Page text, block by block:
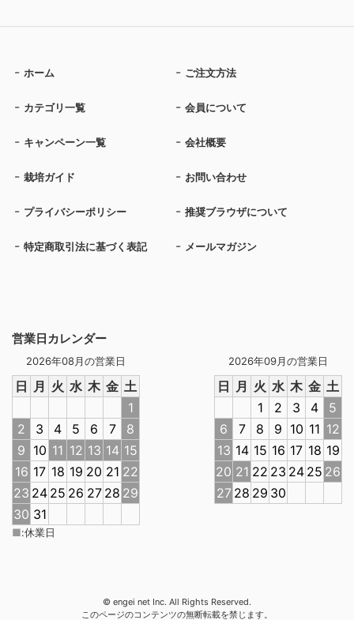
営業日カレンダー
2026年08月の営業日
日 月 火 水 木 金 土
1
2
3 4 5 6 7
8
9 10 11 12 13 14 15
16 17 18 19 20 21 22
23 24 25 26 27 28 29
30 31
2026年09月の営業日
日 月 火 水 木 金 土
1
2 3 4
5
6
7 8 9 10 11 12
13 14 15 16 17 18 19
20 21 22 23 24 25 26
27 28 29 30
■:休業日
ホーム ご注文方法
カテゴリ一覧 会員について
キャンペーン一覧 会社概要
栽培ガイド お問い合わせ
プライバシーポリシー 推奨ブラウザについて
特定商取引法に基づく表記 メールマガジン
© engei net Inc. All Rights Reserved.
このページのコンテンツの無断転載を禁じます。